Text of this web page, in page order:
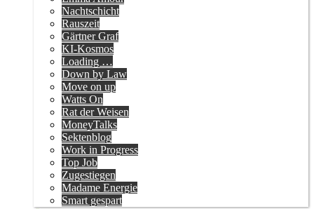
Nachtschicht
Rauszeit
Gärtner Graf
KI-Kosmos
Loading …
Down by Law
Move on up
Watts On
Rat der Weisen
MoneyTalks
Sektenblog
Work in Progress
Top Job
Zugestiegen
Madame Energie
Smart gespart